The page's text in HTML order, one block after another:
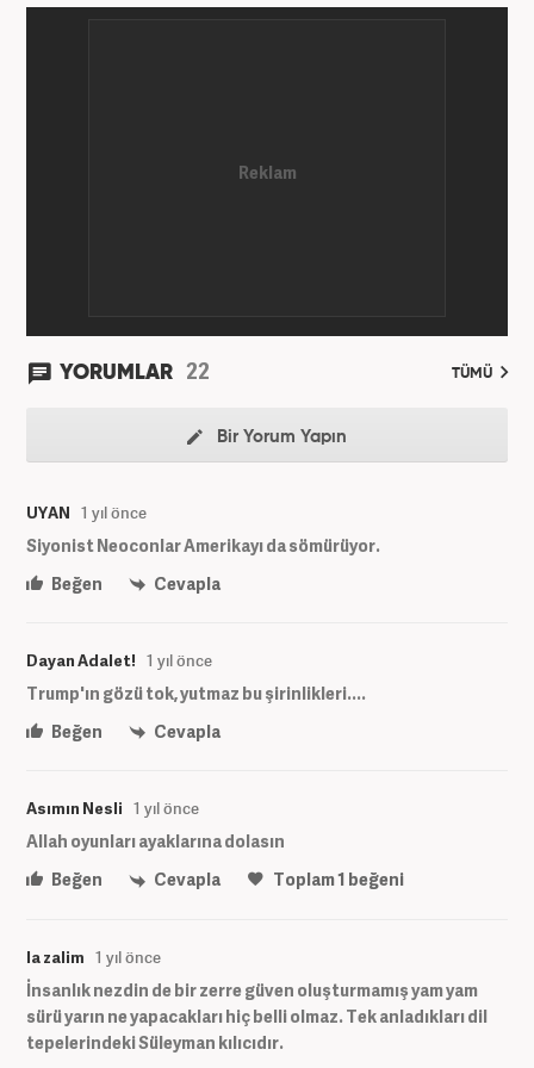
YORUMLAR 22 TÜMÜ
Bir Yorum Yapın
UYAN 1 yıl önce
Siyonist Neoconlar Amerikayı da sömürüyor.
Beğen
Cevapla
Dayan Adalet! 1 yıl önce
Trump'ın gözü tok, yutmaz bu şirinlikleri....
Beğen
Cevapla
Asımın Nesli 1 yıl önce
Allah oyunları ayaklarına dolasın
Beğen
Cevapla Toplam1 beğeni
la zalim 1 yıl önce
İnsanlık nezdin de bir zerre güven oluşturmamış yam yam
sürü yarın ne yapacakları hiç belli olmaz. Tek anladıkları dil
tepelerindeki Süleyman kılıcıdır.